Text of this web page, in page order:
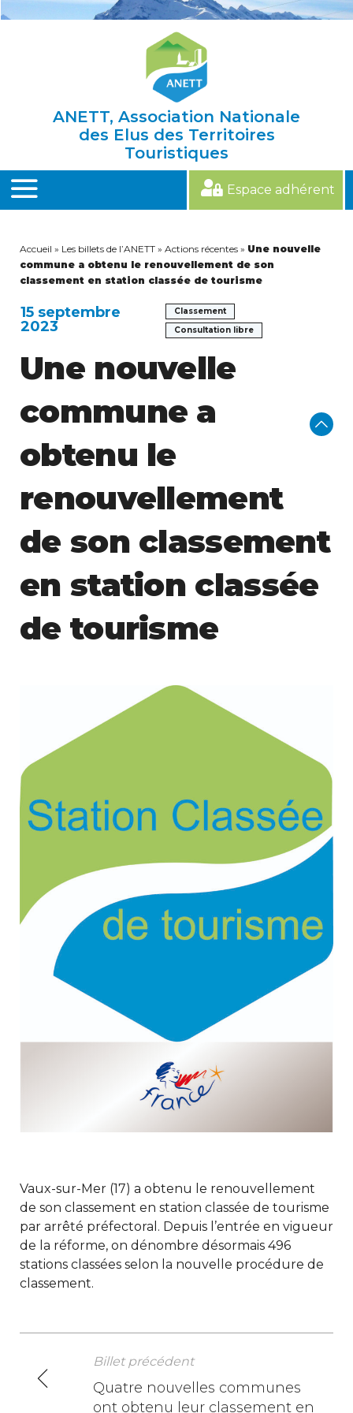
ANETT, Association Nationale
des Elus des Territoires
Touristiques
MENU
Espace adhérent
Accueil » Les billets de l’ANETT » Actions récentes » Une nouvelle
commune a obtenu le renouvellement de son
classement en station classée de tourisme
15 septembre
2023
Classement
Consultation libre
Une nouvelle
commune a
obtenu le
renouvellement
de son classement
en station classée
de tourisme
Vaux-sur-Mer (17) a obtenu le renouvellement
de son classement en station classée de tourisme
par arrêté préfectoral. Depuis l’entrée en vigueur
de la réforme, on dénombre désormais 496
stations classées selon la nouvelle procédure de
classement.
N
Billet précédent
Quatre nouvelles communes
ont obtenu leur classement en